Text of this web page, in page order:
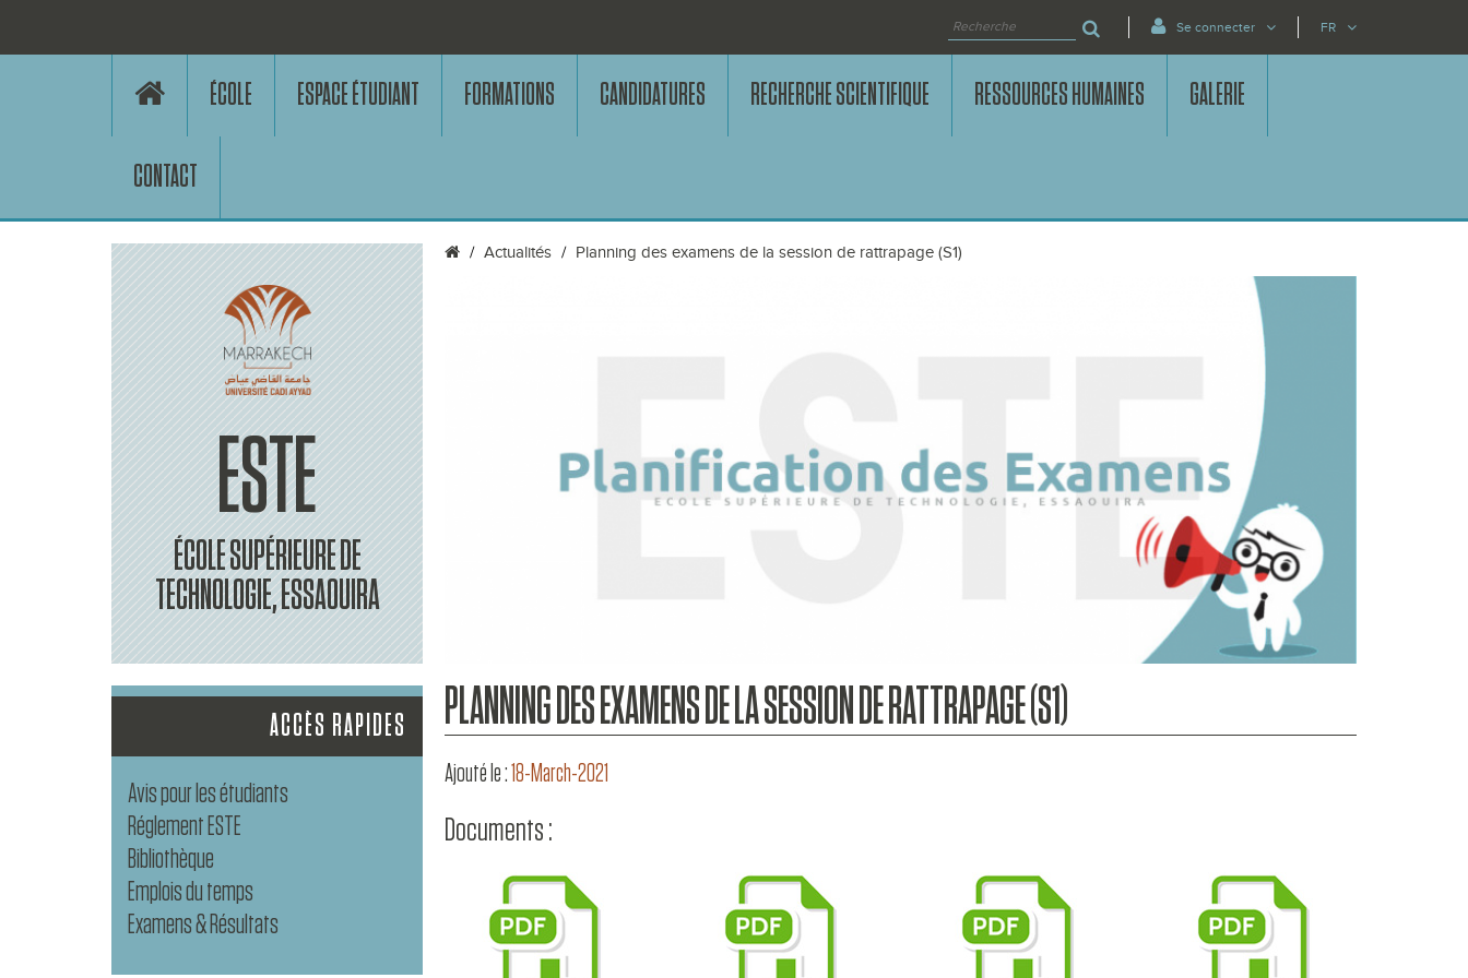
FR
Se connecter
ÉCOLE ESPACE ÉTUDIANT FORMATIONS CANDIDATURES RECHERCHE SCIENTIFIQUE RESSOURCES HUMAINES GALERIE
CONTACT
ESTE
ÉCOLE SUPÉRIEURE DE
TECHNOLOGIE, ESSAOUIRA
ACCÈS RAPIDES
Avis pour les étudiants
Réglement ESTE
Bibliothèque
Emplois du temps
Examens & Résultats
Actualités Planning des examens de la session de rattrapage (S1)
PLANNING DES EXAMENS DE LA SESSION DE RATTRAPAGE (S1)
Ajouté le :18-March-2021
Documents :